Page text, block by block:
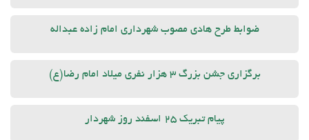
ضوابط طرح هادی مصوب شهرداری امام زاده عبداله
برگزاری جشن بزرگ 3 هزار نفری میلاد امام رضا(ع)
پیام تبریک 25 اسفند روز شهردار